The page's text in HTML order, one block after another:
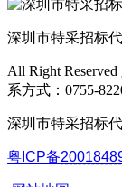
深圳市特采招标
All Right
系方式：0755-
深圳市特采招标
粤ICP备